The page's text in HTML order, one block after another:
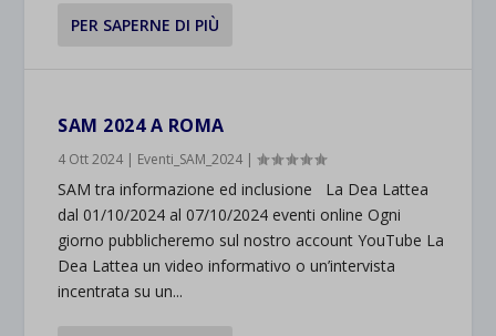
PER SAPERNE DI PIÙ
SAM 2024 A ROMA
4 Ott 2024 | Eventi_SAM_2024 |
SAM tra informazione ed inclusione La Dea Lattea
dal 01/10/2024 al 07/10/2024 eventi online Ogni
giorno pubblicheremo sul nostro account YouTube La
Dea Lattea un video informativo o un’intervista
incentrata su un...